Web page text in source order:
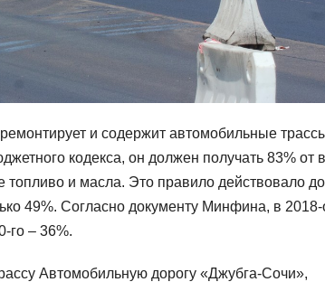
и содержит автомобильные
кодекса, он должен получать 83% от
и масла. Это правило действовало до
49%. Согласно документу Минфина, в
го – 36%.
Автомобильную дорогу «Джубга-Сочи»,